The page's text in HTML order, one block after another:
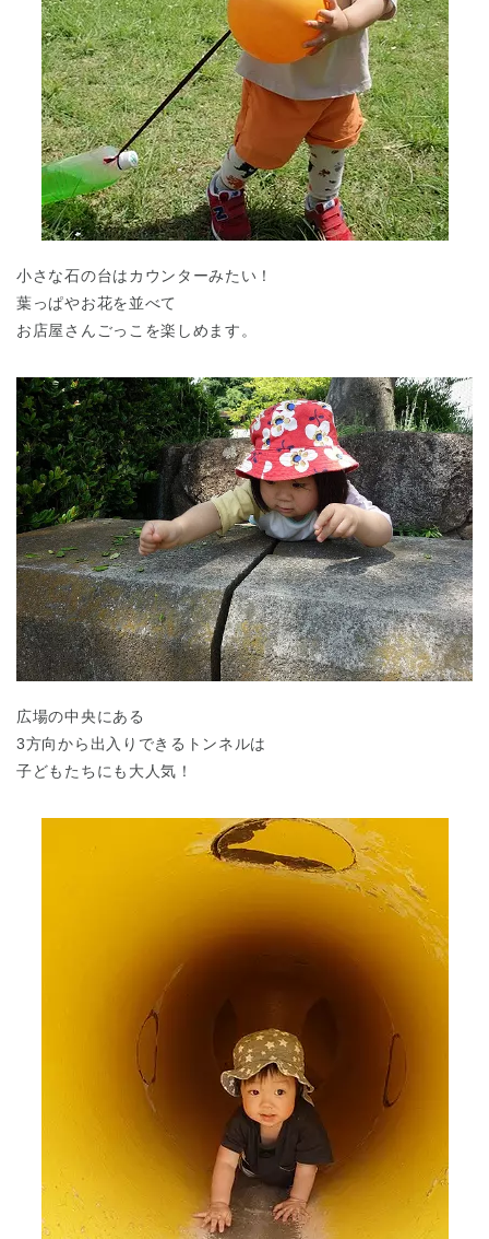
神奈川県
千葉県 千葉県 全域
兵庫県 兵庫県 全域
小さな石の台はカウンターみたい！
葉っぱやお花を並べて
お店屋さんごっこを楽しめます。
広場の中央にある
3方向から出入りできるトンネルは
子どもたちにも大人気！